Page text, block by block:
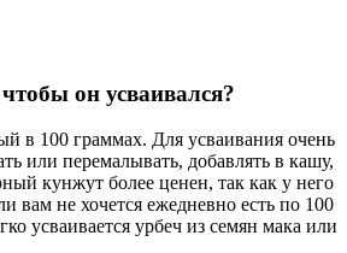
он усваивался?
в 100 граммах. Для усваивания очень
или перемалывать, добавлять в кашу,
кунжут более ценен, так как у него
вам не хочется ежедневно есть по 100
усваивается урбеч из семян мака или